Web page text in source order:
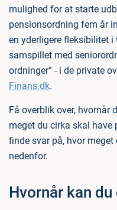
mulighed for at starte
pensionsordning fem år
en yderligere fleksibilitet
samspillet med
ordninger” - i de private
Finans.dk.
Få overblik over, hvornår
meget du cirka skal have
finde svar på, hvor
nedenfor.
Hvornår kan